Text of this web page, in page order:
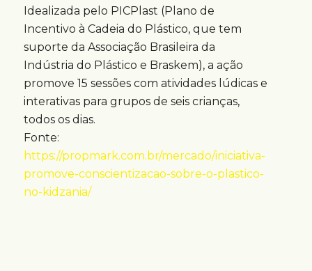
Idealizada pelo PICPlast (Plano de
Incentivo à Cadeia do Plástico, que tem
suporte da Associação Brasileira da
Indústria do Plástico e Braskem), a ação
promove 15 sessões com atividades lúdicas e
interativas para grupos de seis crianças,
todos os dias.
Fonte:
https://propmark.com.br/mercado/iniciativa-
promove-conscientizacao-sobre-o-plastico-
no-kidzania/